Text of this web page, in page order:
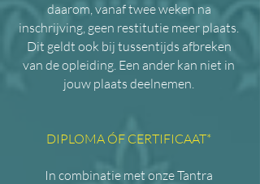
daarom, vanaf twee weken na
inschrijving, geen restitutie meer plaats.
Dit geldt ook bij tussentijds afbreken
van de opleiding. Een ander kan niet in
jouw plaats deelnemen.
DIPLOMA ÓF CERTIFICAAT*
In combinatie met onze Tantra